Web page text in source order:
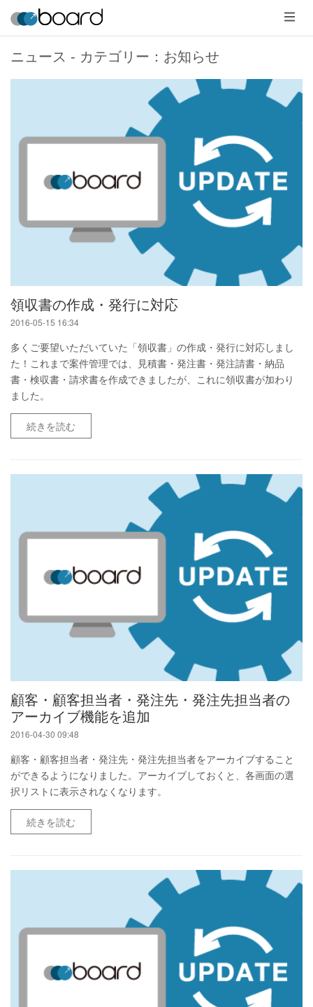
メ
ニ
ュ
ー
ニュース - カテゴリー：お知らせ
領収書の作成・発行に対応
2016-05-15 16:34
多くご要望いただいていた「領収書」の作成・発行に対応しまし
た！これまで案件管理では、見積書・発注書・発注請書・納品
書・検収書・請求書を作成できましたが、これに領収書が加わり
ました。
続きを読む
顧客・顧客担当者・発注先・発注先担当者の
アーカイブ機能を追加
2016-04-30 09:48
顧客・顧客担当者・発注先・発注先担当者をアーカイブすること
ができるようになりました。アーカイブしておくと、各画面の選
択リストに表示されなくなります。
続きを読む